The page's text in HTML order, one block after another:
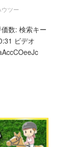
ウツー
数: 検索キー
ビデオ